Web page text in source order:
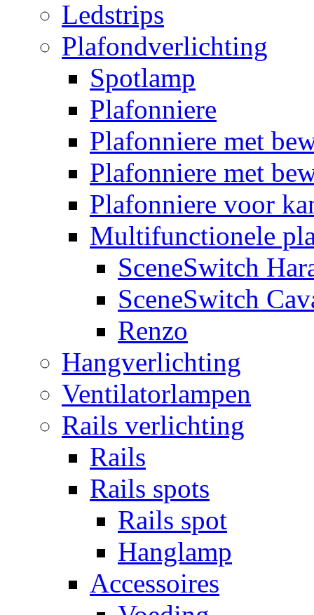
Ledstrips
Plafondverlichting
Spotlamp
Plafonniere
Plafonniere met
Plafonniere met
Plafonniere voor
Multifunctionele
SceneSwitch
SceneSwitch
Renzo
Hangverlichting
Ventilatorlampen
Rails verlichting
Rails
Rails spots
Rails spot
Hanglamp
Accessoires